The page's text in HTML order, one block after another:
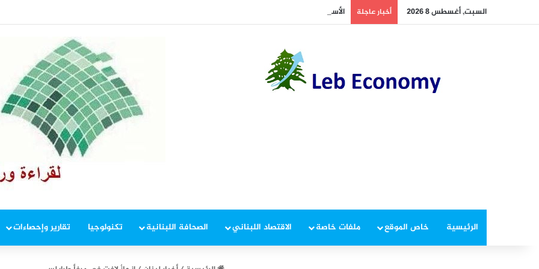
السبت, أغسطس 8 2026 أخبار عاجلة الأسهم الأميركية تسجل أكبر مكاسب أسبوعية منذ أبريل.. “S&P 500” عند مستوى قياسي
الرئيسية خاص الموقع ملفات خاصة الاقتصاد اللبناني الصحافة اللبنانية تكنولوجيا تقارير وإحصاءات